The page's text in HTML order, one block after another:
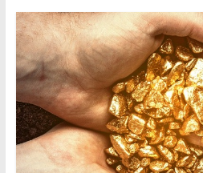
Precio
de
Chatarra
Directorio